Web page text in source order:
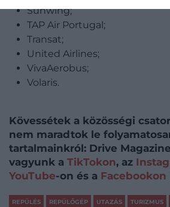
Sunwing;
TAP Air Portugal;
Transat;
United Airlines;
VivaAerobus;
Volaris.
Kövessétek a közösségi
nem maradtok le
tartalmainkról: Drive
vagyunk a TikTokon, az
YouTube-on és a Facebookon
REPÜLÉS REPÜLŐGÉP UTAZÁS TURIZMUS